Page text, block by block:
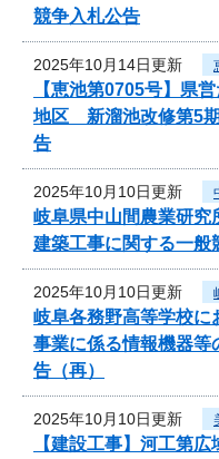
競争入札公告
2025年10月14日更新
【恵池第0705号】県
地区 新溜池改修第5
告
2025年10月10日更新
岐阜県中山間農業研究
建築工事に関する一般
2025年10月10日更新
岐阜各務野高等学校に
事業に係る情報機器等
告（再）
2025年10月10日更新
【建設工事】河工第